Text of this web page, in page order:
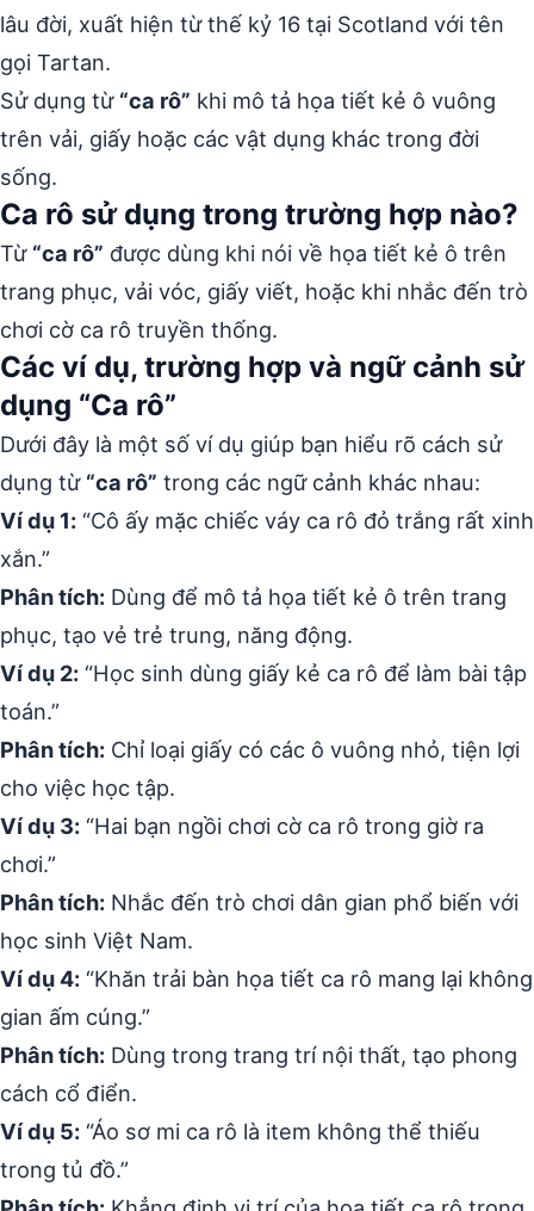
lâu đời, xuất hiện từ thế kỷ 16 tại Scotland với tên
gọi Tartan.
Sử dụng từ “ca rô” khi mô tả họa tiết kẻ ô vuông
trên vải, giấy hoặc các vật dụng khác trong đời
sống.
Ca rô sử dụng trong trường hợp nào?
Từ “ca rô” được dùng khi nói về họa tiết kẻ ô trên
trang phục, vải vóc, giấy viết, hoặc khi nhắc đến trò
chơi cờ ca rô truyền thống.
Các ví dụ, trường hợp và ngữ cảnh sử
dụng “Ca rô”
Dưới đây là một số ví dụ giúp bạn hiểu rõ cách sử
dụng từ “ca rô” trong các ngữ cảnh khác nhau:
Ví dụ 1: “Cô ấy mặc chiếc váy ca rô đỏ trắng rất xinh
xắn.”
Phân tích: Dùng để mô tả họa tiết kẻ ô trên trang
phục, tạo vẻ trẻ trung, năng động.
Ví dụ 2: “Học sinh dùng giấy kẻ ca rô để làm bài tập
toán.”
Phân tích: Chỉ loại giấy có các ô vuông nhỏ, tiện lợi
cho việc học tập.
Ví dụ 3: “Hai bạn ngồi chơi cờ ca rô trong giờ ra
chơi.”
Phân tích: Nhắc đến trò chơi dân gian phổ biến với
học sinh Việt Nam.
Ví dụ 4: “Khăn trải bàn họa tiết ca rô mang lại không
gian ấm cúng.”
Phân tích: Dùng trong trang trí nội thất, tạo phong
cách cổ điển.
Ví dụ 5: “Áo sơ mi ca rô là item không thể thiếu
trong tủ đồ.”